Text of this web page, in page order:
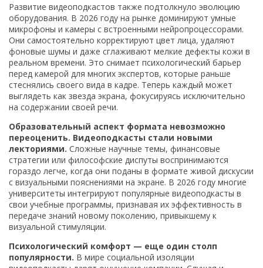
Развитие видеоподкастов также подтолкнуло эволюцию
оборудования. В 2026 году на рынке доминируют умные
микрофоны и камеры с встроенными нейропроцессорами.
Они самостоятельно корректируют цвет лица, удаляют
фоновые шумы и даже сглаживают мелкие дефекты кожи в
реальном времени. Это снимает психологический барьер
перед камерой для многих экспертов, которые раньше
стеснялись своего вида в кадре. Теперь каждый может
выглядеть как звезда экрана, фокусируясь исключительно
на содержании своей речи.
Образовательный аспект формата невозможно
переоценить. Видеоподкасты стали новыми
лекториями. Сложные научные темы, финансовые
стратегии или философские диспуты воспринимаются
гораздо легче, когда они поданы в формате живой дискусии
с визуальными пояснениями на экране. В 2026 году многие
университеты интегрируют популярные видеоподкасты в
свои учебные программы, признавая их эффективность в
передаче знаний новому поколению, привыкшему к
визуальной стимуляции.
Психологический комфорт — еще один столп
популярности. В мире социальной изоляции